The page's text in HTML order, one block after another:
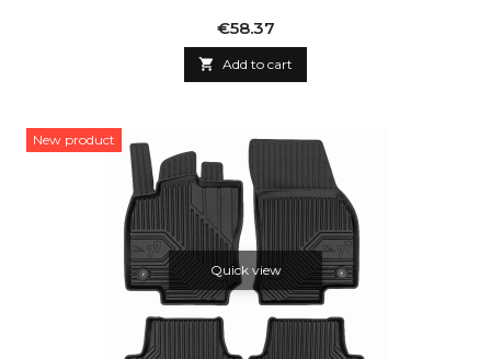
Price
€58.37
 Add to cart
New product
Quick view